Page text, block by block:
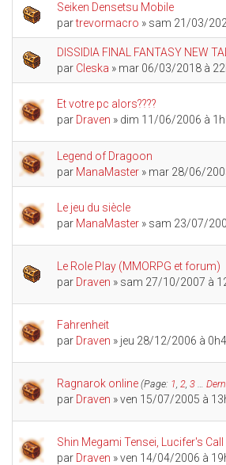
Seiken Densetsu Mobile
partrevormacro » sam 21/03/
DISSIDIA FINAL FANTASY NEW
par Cleska » mar 06/03/2018 à
Et votre pc alors????
par Draven » dim 11/06/2006 à
Legend of Dragoon
par ManaMaster » mar 28/06/
Le jeu du siècle
par ManaMaster » sam 23/07/
Le Role Play (MMORPG et forum)
par Draven » sam 27/10/2007 à
Fahrenheit
par Draven » jeu 28/12/2006 à
Ragnarok online (Page: 1, 2, 3 …
par Draven » ven 15/07/2005 à
Shin Megami Tensei, Lucifer's Call
par Draven » ven 14/04/2006 à